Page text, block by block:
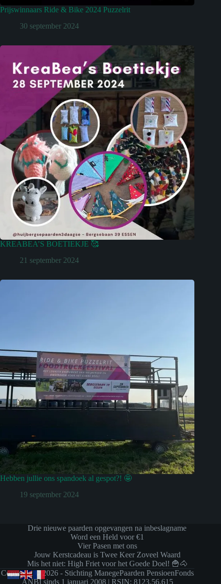
Prijswinnaars Ride & Bike 2024 Puzzelrit
30 september 2024
KREABEA’S BOETIEKJE 🥰
21 september 2024
Hebben jullie ons spandoek al gespot?! 🤩
19 september 2024
Drie nieuwe paarden opgevangen na inbeslagname
Word een Held voor €1
Vier Pasen met ons
Jouw Kerstcadeau is Twee Keer Zoveel Waard
Mis het niet: High Friet voor het Goede Doel! 🍟🐴
Copyright © 2026 - Stichting ManegePaarden PensioenFonds
ANBI sinds 1 januari 2008 | RSIN: 8123.56.615